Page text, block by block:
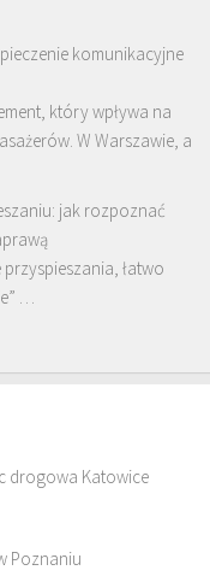
komunikacyjne
który wpływa na
W Warszawie, a
jak rozpoznać
łatwo
…
drogowa Katowice
Poznaniu